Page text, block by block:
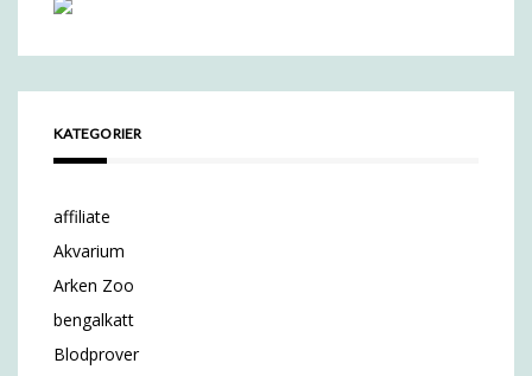
KATEGORIER
affiliate
Akvarium
Arken Zoo
bengalkatt
Blodprover